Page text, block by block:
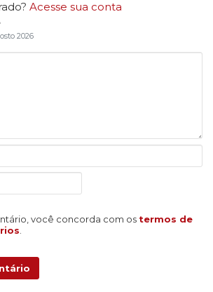
Acesse sua conta
2026
você concorda com os termos de